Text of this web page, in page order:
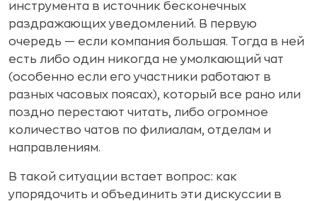
инструмента в источник бесконечных
раздражающих уведомлений. В первую
очередь — если компания большая. Тогда в ней
есть либо один никогда не умолкающий чат
(особенно если его участники работают в
разных часовых поясах), который все рано или
поздно перестают читать, либо огромное
количество чатов по филиалам, отделам и
направлениям.
В такой ситуации встает вопрос: как
упорядочить и объединить эти дискуссии в